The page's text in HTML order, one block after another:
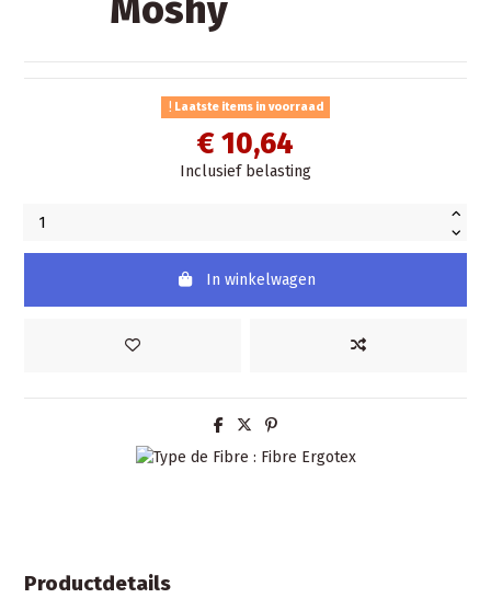
Moshy
Laatste items in voorraad
€ 10,64
Inclusief belasting
In winkelwagen
Productdetails